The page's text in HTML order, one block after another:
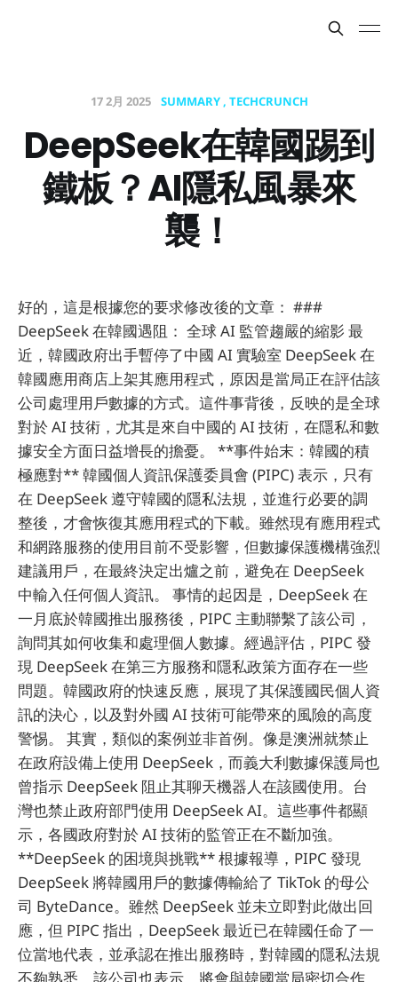
17 2月 2025 SUMMARY TECHCRUNCH
DeepSeek在韓國踢到
鐵板？AI隱私風暴來
襲！
好的，這是根據您的要求修改後的文章： ###
DeepSeek 在韓國遇阻： 全球 AI 監管趨嚴的縮影 最
近，韓國政府出手暫停了中國 AI 實驗室 DeepSeek 在
韓國應用商店上架其應用程式，原因是當局正在評估該
公司處理用戶數據的方式。這件事背後，反映的是全球
對於 AI 技術，尤其是來自中國的 AI 技術，在隱私和數
據安全方面日益增長的擔憂。 **事件始末：韓國的積
極應對** 韓國個人資訊保護委員會 (PIPC) 表示，只有
在 DeepSeek 遵守韓國的隱私法規，並進行必要的調
整後，才會恢復其應用程式的下載。雖然現有應用程式
和網路服務的使用目前不受影響，但數據保護機構強烈
建議用戶，在最終決定出爐之前，避免在 DeepSeek
中輸入任何個人資訊。 事情的起因是，DeepSeek 在
一月底於韓國推出服務後，PIPC 主動聯繫了該公司，
詢問其如何收集和處理個人數據。經過評估，PIPC 發
現 DeepSeek 在第三方服務和隱私政策方面存在一些
問題。韓國政府的快速反應，展現了其保護國民個人資
訊的決心，以及對外國 AI 技術可能帶來的風險的高度
警惕。 其實，類似的案例並非首例。像是澳洲就禁止
在政府設備上使用 DeepSeek，而義大利數據保護局也
曾指示 DeepSeek 阻止其聊天機器人在該國使用。台
灣也禁止政府部門使用 DeepSeek AI。這些事件都顯
示，各國政府對於 AI 技術的監管正在不斷加強。
**DeepSeek 的困境與挑戰** 根據報導，PIPC 發現
DeepSeek 將韓國用戶的數據傳輸給了 TikTok 的母公
司 ByteDance。雖然 DeepSeek 並未立即對此做出回
應，但 PIPC 指出，DeepSeek 最近已在韓國任命了一
位當地代表，並承認在推出服務時，對韓國的隱私法規